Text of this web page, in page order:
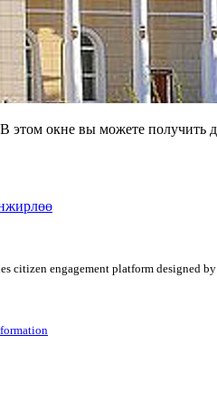
этом окне вы можете
citizen engagement platform designed